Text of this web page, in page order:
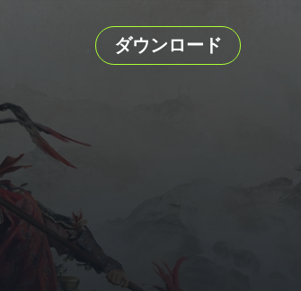
ダウンロード